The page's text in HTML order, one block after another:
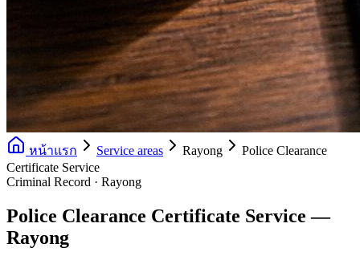
หน้าแรก Service areas Rayong
Police Clearance
Certificate Service
Criminal Record · Rayong
Police Clearance Certificate Service —
Rayong